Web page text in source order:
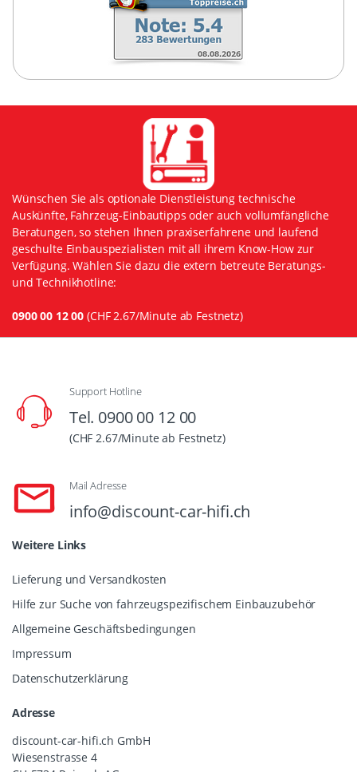
Wünschen Sie als optionale Dienstleistung technische
Auskünfte, Fahrzeug-Einbautipps oder auch vollumfängliche
Beratungen, so stehen Ihnen praxiserfahrene und laufend
geschulte Einbauspezialisten mit all ihrem Know-How zur
Verfügung. Wählen Sie dazu die extern betreute Beratungs-
und Technikhotline:
0900 00 12 00 (CHF 2.67/Minute ab Festnetz)
Support Hotline
Tel. 0900 00 12 00
(CHF 2.67/Minute ab Festnetz)
Mail Adresse
info@discount-car-hifi.ch
Weitere Links
Lieferung und Versandkosten
Hilfe zur Suche von fahrzeugspezifischem Einbauzubehör
Allgemeine Geschäftsbedingungen
Impressum
Datenschutzerklärung
Adresse
discount-car-hifi.ch GmbH
Wiesenstrasse 4